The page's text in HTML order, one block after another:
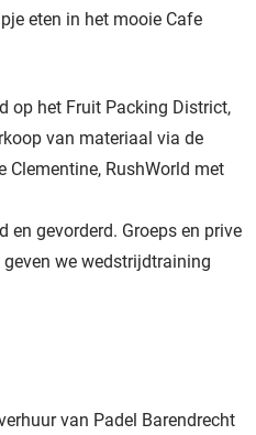
eten in het mooie Cafe
op het Fruit Packing District,
van materiaal via de
Clementine, RushWorld met
en gevorderd. Groeps en prive
we wedstrijdtraining
van Padel Barendrecht